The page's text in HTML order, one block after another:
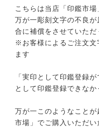
こちらは当店「印鑑市場
万が一彫刻文字の不良
合に補償をさせていただ
※お客様によるご注文文
ます
「実印として印鑑登録
として印鑑登録できなか
万が一このようなこと
市場」でご購入いただ